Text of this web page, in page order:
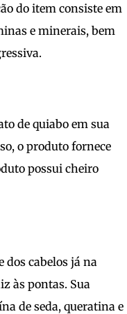
do item consiste em
e minerais, bem
de quiabo em sua
o produto fornece
possui cheiro
dos cabelos já na
às pontas. Sua
de seda, queratina e